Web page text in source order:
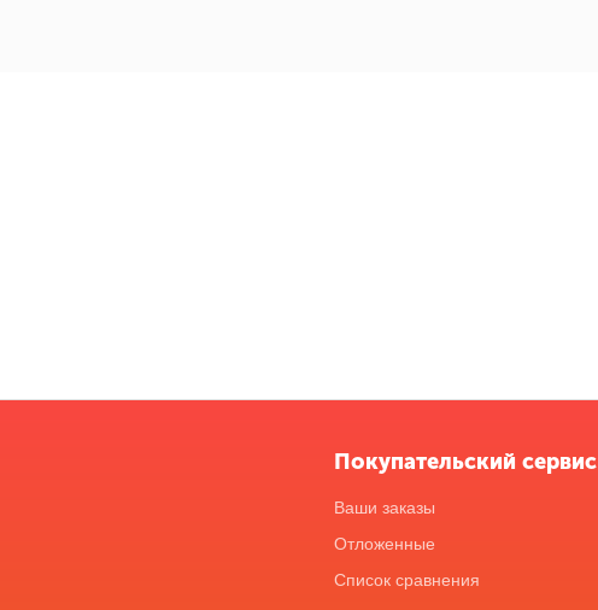
Покупательский сервис
Ваши заказы
Отложенные
Список сравнения